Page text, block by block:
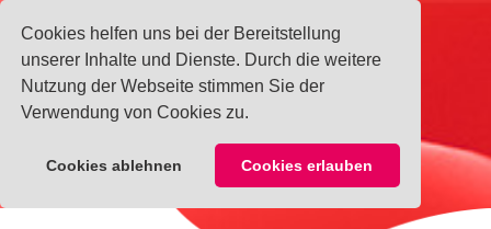
Cookies helfen uns bei der Bereitstellung
unserer Inhalte und Dienste. Durch die weitere
Nutzung der Webseite stimmen Sie der
Verwendung von Cookies zu.
Cookies ablehnen Cookies erlauben